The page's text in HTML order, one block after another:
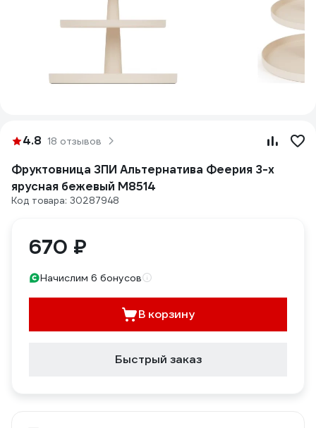
4.8 18 отзывов
Фруктовница ЗПИ Альтернатива Феерия 3-х
ярусная бежевый М8514
Код товара: 30287948
670 ₽
Начислим 6 бонусов
В корзину
Быстрый заказ